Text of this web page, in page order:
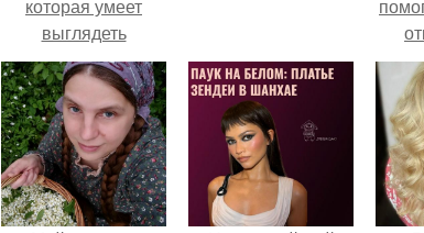
которая умеет
выглядеть
привлекательно и
элегантно в любои
ситуации.